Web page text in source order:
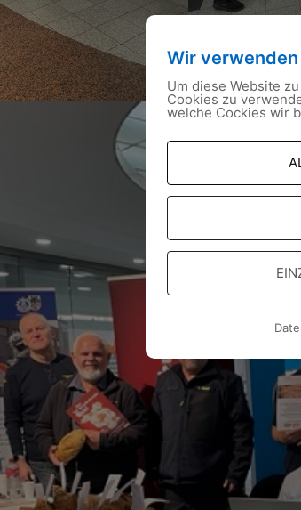
Wir
Um diese Website
Cookies zu
welche Cockies wir